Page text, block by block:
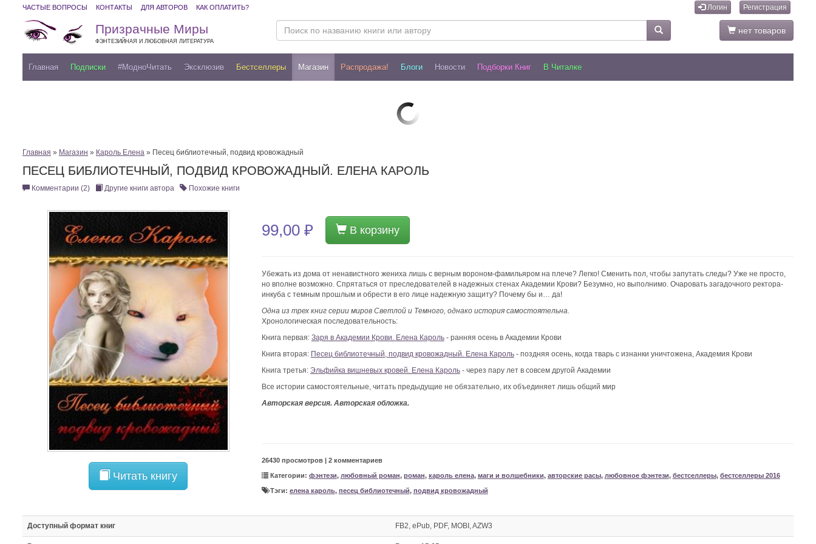
ЧАСТЫЕ ВОПРОСЫ КОНТАКТЫ ДЛЯ АВТОРОВ КАК ОПЛАТИТЬ? Логин Регистрация
Призрачные Миры
ФЭНТЕЗИЙНАЯ И ЛЮБОВНАЯ ЛИТЕРАТУРА
нет товаров
Главная Подписки #МодноЧитать Эксклюзив Бестселлеры Магазин Распродажа! Блоги Новости Подборки Книг В Читалке
Главная » Магазин » Кароль Елена » Песец библиотечный, подвид кровожадный
ПЕСЕЦ БИБЛИОТЕЧНЫЙ, ПОДВИД КРОВОЖАДНЫЙ. ЕЛЕНА КАРОЛЬ
Комментарии (2) Другие книги автора Похожие книги
Читать книгу
99,00 ₽ В корзину
Убежать из дома от ненавистного жениха лишь с верным вороном-фамильяром на плече? Легко! Сменить пол, чтобы запутать следы? Уже не просто,
но вполне возможно. Спрятаться от преследователей в надежных стенах Академии Крови? Безумно, но выполнимо. Очаровать загадочного ректора-
инкуба с темным прошлым и обрести в его лице надежную защиту? Почему бы и… да!
Одна из трех книг серии миров Светлой и Темного, однако история самостоятельна.
Хронологическая последовательность:
Книга первая: Заря в Академии Крови. Елена Кароль- ранняя осень в Академии Крови
Книга вторая: Песец библиотечный, подвид кровожадный. Елена Кароль- поздняя осень, когда тварь с изнанки уничтожена, Академия Крови
Книга третья: Эльфийка вишневых кровей. Елена Кароль- через пару лет в совсем другой Академии
Все истории самостоятельные, читать предыдущие не обязательно, их объединяет лишь общий мир
Авторская версия. Авторская обложка.
26430 просмотров | 2 комментариев
Категории: фэнтези, любовный роман, роман, кароль елена, маги и волшебники, авторские расы, любовное фэнтези, бестселлеры, бестселлеры 2016
Тэги: елена кароль, песец библиотечный, подвид кровожадный
Доступный формат книг FB2, ePub, PDF, MOBI, AZW3